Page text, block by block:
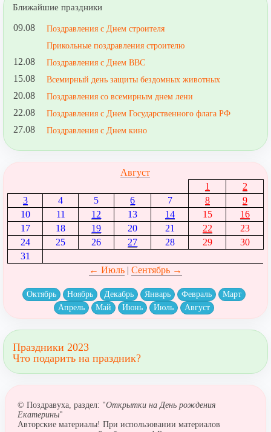
Ближайшие праздники
09.08
Поздравления с Днем строителя
Прикольные поздравления строителю
12.08 Поздравления с Днем ВВС
15.08 Всемирный день защиты бездомных животных
20.08 Поздравления со всемирным днем лени
22.08 Поздравления с Днем Государственного флага РФ
27.08 Поздравления с Днем кино
Август
1
2
3
4 5 6 7 8
9
10
11 12 13 14 15
16
17
18 19 20 21 22
23
24
25 26 27 28 29
30
31
← Июль| Сентябрь →
Октябрь Ноябрь Декабрь Январь Февраль
Март
Апрель
Май Июнь Июль Август
Праздники 2023
Что подарить на праздник?
© Поздравуха, раздел: "Открытки на День рождения
Екатерины"
Авторские материалы! При использовании материалов